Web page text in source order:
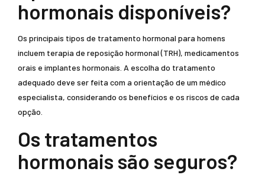
hormonais disponíveis?
Os principais tipos de tratamento hormonal para homens
incluem terapia de reposição hormonal (TRH), medicamentos
orais e implantes hormonais. A escolha do tratamento
adequado deve ser feita com a orientação de um médico
especialista, considerando os benefícios e os riscos de cada
opção.
Os tratamentos
hormonais são seguros?